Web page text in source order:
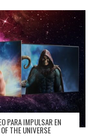
PARA IMPULSAR EN
THE UNIVERSE